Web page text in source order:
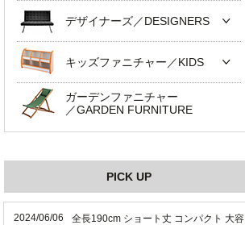
デザイナーズ／DESIGNERS
キッズファニチャー／KIDS
ガーデンファニチャー
／GARDEN FURNITURE
PICK UP
2024/06/06
全長190cm ショート丈 コンパクト 大容